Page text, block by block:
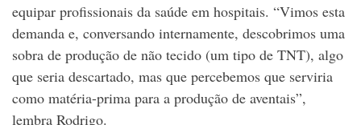
equipar profissionais da saúde em hospitais. “Vimos esta
demanda e, conversando internamente, descobrimos uma
sobra de produção de não tecido (um tipo de TNT), algo
que seria descartado, mas que percebemos que serviria
como matéria-prima para a produção de aventais”,
lembra Rodrigo.